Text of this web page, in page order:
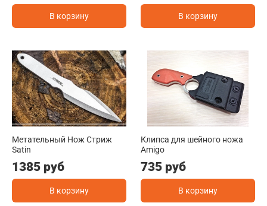
В корзину В корзину
Метательный Нож Стриж
Satin
1385 руб
В корзину
Клипса для шейного ножа
Amigo
735 руб
В корзину